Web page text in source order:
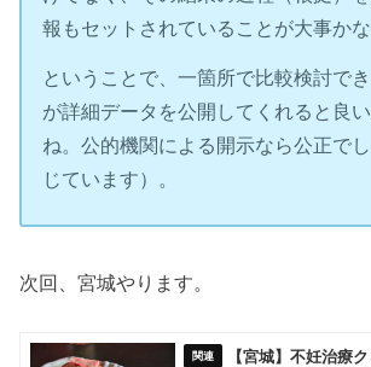
報もセットされていることが大事かな
ということで、一箇所で比較検討で
が詳細データを公開してくれると良
ね。公的機関による開示なら公正で
じています）。
次回、宮城やります。
【宮城】不妊治療